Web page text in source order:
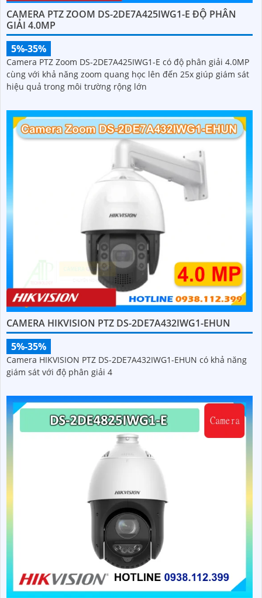
CAMERA PTZ ZOOM DS-2DE7A425IWG1-E ĐỘ PHÂN
GIẢI 4.0MP
5%-35%
Camera PTZ Zoom DS-2DE7A425IWG1-E có độ phân giải 4.0MP
cùng với khả năng zoom quang học lên đến 25x giúp giám sát
hiệu quả trong môi trường rộng lớn
CAMERA HIKVISION PTZ DS-2DE7A432IWG1-EHUN
5%-35%
Camera HIKVISION PTZ DS-2DE7A432IWG1-EHUN có khả năng
giám sát với độ phân giải 4